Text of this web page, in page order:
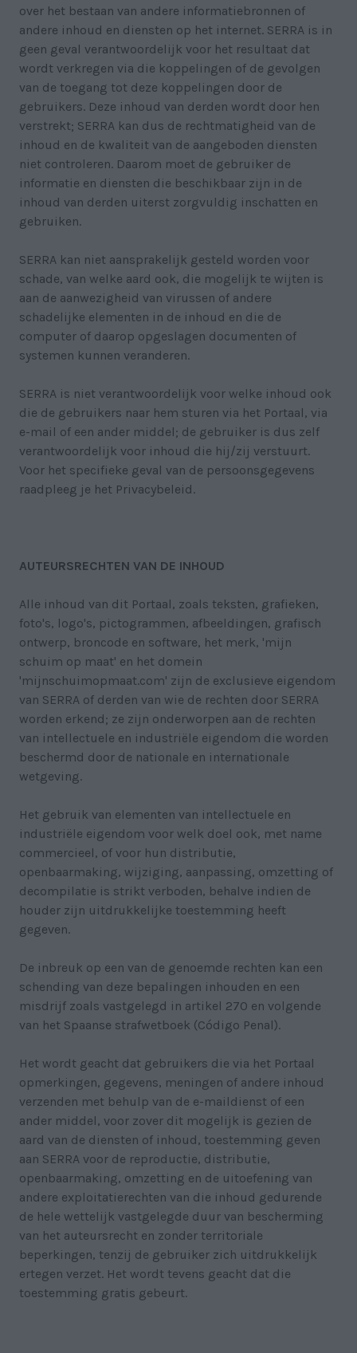
over het bestaan van andere informatiebronnen of
andere inhoud en diensten op het internet. SERRA is in
geen geval verantwoordelijk voor het resultaat dat
wordt verkregen via die koppelingen of de gevolgen
van de toegang tot deze koppelingen door de
gebruikers. Deze inhoud van derden wordt door hen
verstrekt; SERRA kan dus de rechtmatigheid van de
inhoud en de kwaliteit van de aangeboden diensten
niet controleren. Daarom moet de gebruiker de
informatie en diensten die beschikbaar zijn in de
inhoud van derden uiterst zorgvuldig inschatten en
gebruiken.
SERRA kan niet aansprakelijk gesteld worden voor
schade, van welke aard ook, die mogelijk te wijten is
aan de aanwezigheid van virussen of andere
schadelijke elementen in de inhoud en die de
computer of daarop opgeslagen documenten of
systemen kunnen veranderen.
SERRA is niet verantwoordelijk voor welke inhoud ook
die de gebruikers naar hem sturen via het Portaal, via
e-mail of een ander middel; de gebruiker is dus zelf
verantwoordelijk voor inhoud die hij/zij verstuurt.
Voor het specifieke geval van de persoonsgegevens
raadpleeg je het Privacybeleid.
AUTEURSRECHTEN VAN DE INHOUD
Alle inhoud van dit Portaal, zoals teksten, grafieken,
foto's, logo's, pictogrammen, afbeeldingen, grafisch
ontwerp, broncode en software, het merk, 'mijn
schuim op maat' en het domein
'mijnschuimopmaat.com' zijn de exclusieve eigendom
van SERRA of derden van wie de rechten door SERRA
worden erkend; ze zijn onderworpen aan de rechten
van intellectuele en industriële eigendom die worden
beschermd door de nationale en internationale
wetgeving.
Het gebruik van elementen van intellectuele en
industriële eigendom voor welk doel ook, met name
commercieel, of voor hun distributie,
openbaarmaking, wijziging, aanpassing, omzetting of
decompilatie is strikt verboden, behalve indien de
houder zijn uitdrukkelijke toestemming heeft
gegeven.
De inbreuk op een van de genoemde rechten kan een
schending van deze bepalingen inhouden en een
misdrijf zoals vastgelegd in artikel 270 en volgende
van het Spaanse strafwetboek (Código Penal).
Het wordt geacht dat gebruikers die via het Portaal
opmerkingen, gegevens, meningen of andere inhoud
verzenden met behulp van de e-maildienst of een
ander middel, voor zover dit mogelijk is gezien de
aard van de diensten of inhoud, toestemming geven
aan SERRA voor de reproductie, distributie,
openbaarmaking, omzetting en de uitoefening van
andere exploitatierechten van die inhoud gedurende
de hele wettelijk vastgelegde duur van bescherming
van het auteursrecht en zonder territoriale
beperkingen, tenzij de gebruiker zich uitdrukkelijk
ertegen verzet. Het wordt tevens geacht dat die
toestemming gratis gebeurt.